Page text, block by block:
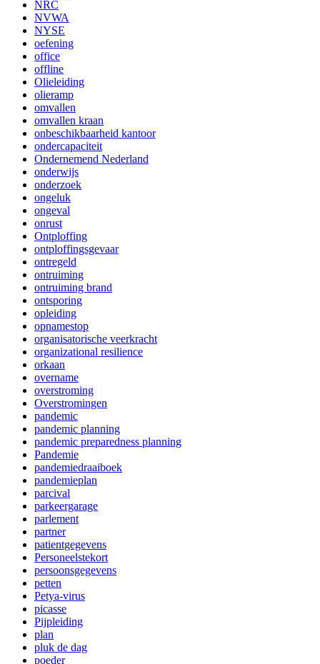
NRC
NVWA
NYSE
oefening
office
offline
Olieleiding
olieramp
omvallen
omvallen kraan
onbeschikbaarheid kantoor
ondercapaciteit
Ondernemend Nederland
onderwijs
onderzoek
ongeluk
ongeval
onrust
Ontploffing
ontploffingsgevaar
ontregeld
ontruiming
ontruiming brand
ontsporing
opleiding
opnamestop
organisatorische veerkracht
organizational resilience
orkaan
overname
overstroming
Overstromingen
pandemic
pandemic planning
pandemic preparedness planning
Pandemie
pandemiedraaiboek
pandemieplan
parcival
parkeergarage
parlement
partner
patientgegevens
Personeelstekort
persoonsgegevens
petten
Petya-virus
picasse
Pijpleiding
plan
pluk de dag
poeder